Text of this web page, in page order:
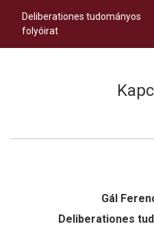
Deliberationes tudományos
folyóirat
Gál
Deliberationes